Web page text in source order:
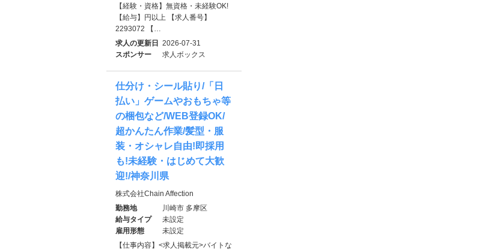
【経験・資格】無資格・未経験OK!
【給与】円以上 【求人番号】
2293072 【…
求人の更新日
2026-07-31
スポンサー
求人ボックス
仕分け・シール貼り/「日
払い」ゲームやおもちゃ等
の梱包など/WEB登録OK/
超かんたん作業/髪型・服
装・オシャレ自由!即採用
も!未経験・はじめて大歓
迎!/神奈川県
株式会社Chain Affection
勤務地
川崎市 多摩区
給与タイプ
未設定
雇用形態
未設定
【仕事内容】<求人掲載元>バイトな